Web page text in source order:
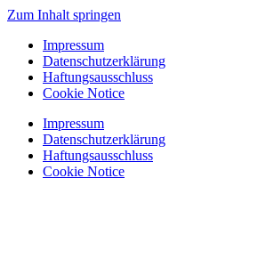
Zum Inhalt springen
Impressum
Datenschutzerklärung
Haftungsausschluss
Cookie Notice
Impressum
Datenschutzerklärung
Haftungsausschluss
Cookie Notice